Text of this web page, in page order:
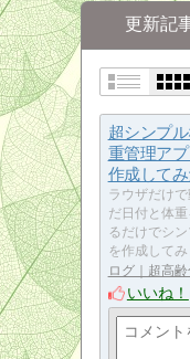
更新記
超シンプ
重管理ア
作成してみ
ラウザだけ
だ日付と体
るだけでシ
を作成して
ログ｜超高齢
いいね！